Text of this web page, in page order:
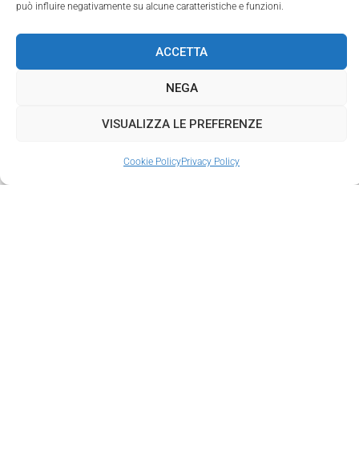
può influire negativamente su alcune caratteristiche e funzioni.
ACCETTA
NEGA
VISUALIZZA LE PREFERENZE
Cookie PolicyPrivacy Policy